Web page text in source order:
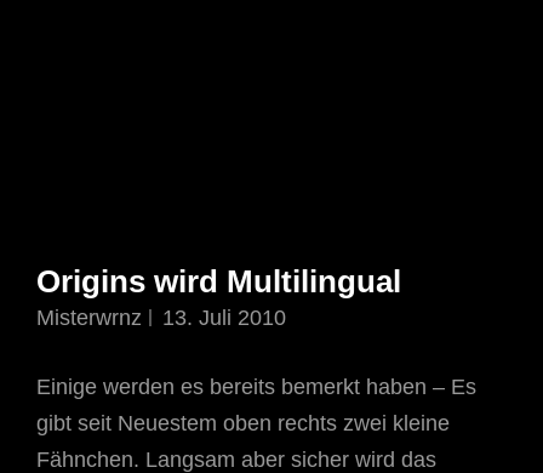
Origins wird Multilingual
Misterwrnz 13. Juli 2010
Einige werden es bereits bemerkt haben – Es
gibt seit Neuestem oben rechts zwei kleine
Fähnchen. Langsam aber sicher wird das